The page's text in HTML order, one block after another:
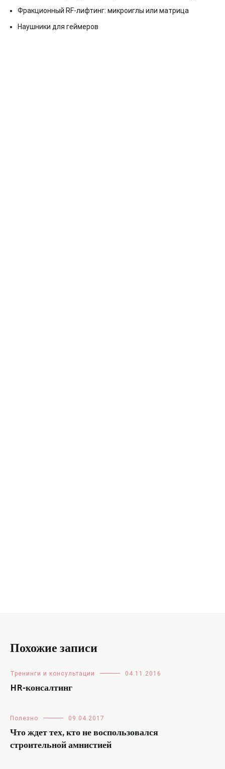
Фракционный RF-лифтинг: микроиглы или матрица
Наушники для геймеров
Похожие записи
Тренинги и консультации 04.11.2016
HR-консалтинг
Полезно 09.04.2017
Что ждет тех, кто не воспользовался
строительной амнистией